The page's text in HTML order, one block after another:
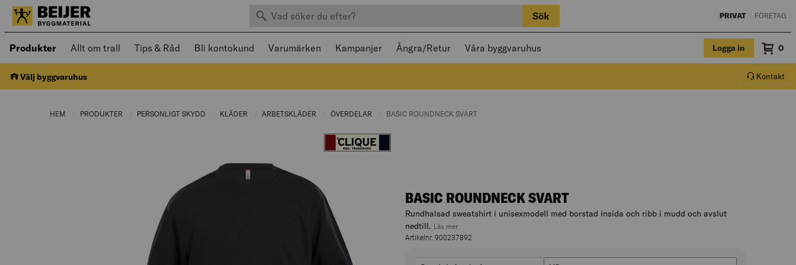
Sök efter produkter Sök PRIVAT FÖRETAG
Produkter Öppnad meny kan navigeras med piltangenter och stängas med Escape
Allt om trall Tips & Råd Bli kontokund Varumärken Kampanjer Ångra/Retur Våra byggvaruhus Logga in 0
Välj byggvaruhus Kontakt
HEM PRODUKTER CURRENT PAGE:
PERSONLIGT SKYDD CURRENT PAGE:
KLÄDER CURRENT PAGE:
ARBETSKLÄDER CURRENT PAGE:
ÖVERDELAR CURRENT PAGE:
CURRENT PAGE:
BASIC ROUNDNECK SVART
BASIC ROUNDNECK SVART
Rundhalsad sweatshirt i unisexmodell med borstad insida och ribb i mudd och avslut
nedtill. Läs mer
Artikelnr. 900237892